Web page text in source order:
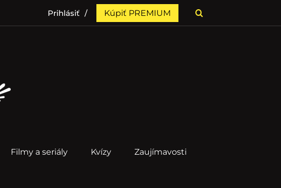
Prihlásiť Kúpiť PREMIUM
Filmy a seriály Kvízy Zaujímavosti